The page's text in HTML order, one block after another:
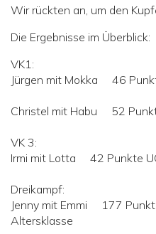
Wir rückten an, um den
Die Ergebnisse im Überblick:
VK1:
Jürgen mit Mokka 46
Christel mit Habu 52
VK 3:
Irmi mit Lotta 42 Punkte
Dreikampf:
Jenny mit Emmi 177
Altersklasse